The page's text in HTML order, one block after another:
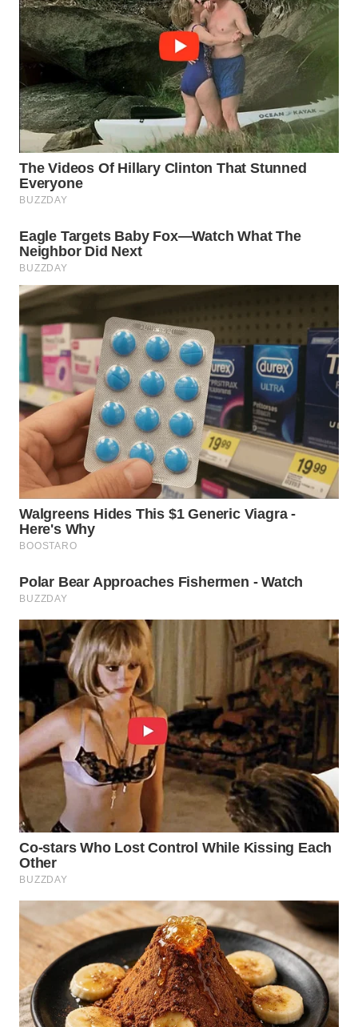
WN
INDRAMAYU
WN
KUNINGAN
WN
MAJALENGKA
WN
SUKABUMI
WN
PURWAKARTA
WN
PRIANGAN
TIMUR
WN
SEMARANG
WN
SOLO
WN
BOROBUDUR
WN
MADURA
WN
SURABAYA
WN
NATUNA
WN
BINTAN
WN
WN
LIKUPANG
WN
LABUANBAJO